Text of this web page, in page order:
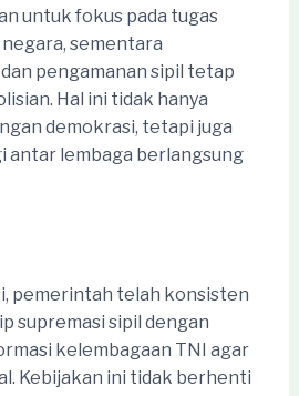
untuk fokus pada tugas
sementara
pengamanan sipil tetap
Hal ini tidak hanya
demokrasi, tetapi juga
antar lembaga berlangsung
pemerintah telah konsisten
supremasi sipil dengan
kelembagaan TNI agar
Kebijakan ini tidak berhenti